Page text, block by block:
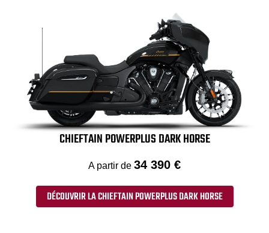
CHIEFTAIN POWERPLUS DARK HORSE
A partir de 34 390 €
DÉCOUVRIR LA CHIEFTAIN POWERPLUS DARK HORSE